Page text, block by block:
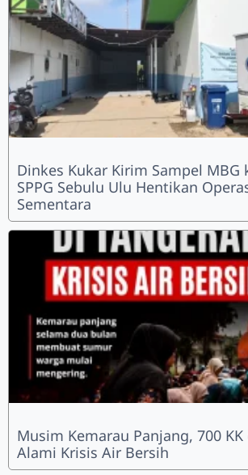
Dinkes Kukar Kirim Sampel MBG
SPPG Sebulu Ulu Hentikan
Sementara
Musim Kemarau Panjang, 700
Alami Krisis Air Bersih